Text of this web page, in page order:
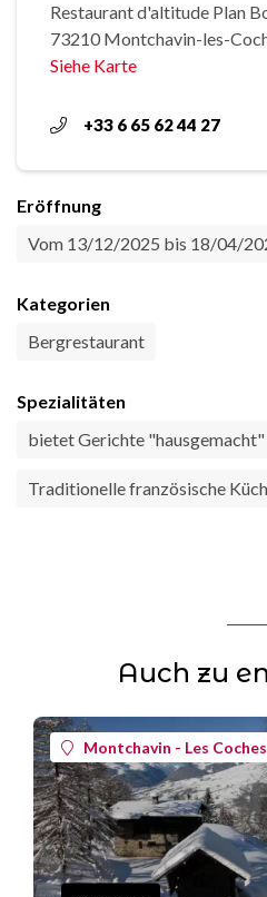
Restaurant d'altitude Plan
73210 Montchavin-les-
Siehe Karte
+33 6 65 62 44 27
Eröffnung
Vom 13/12/2025 bis 18/04/
Kategorien
Bergrestaurant
Spezialitäten
bietet Gerichte "hausgemacht"
Traditionelle französische
Auch zu
Montchavin - Les Coches